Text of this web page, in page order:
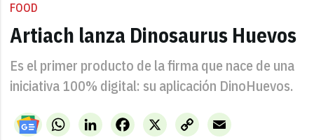
FOOD
Artiach lanza Dinosaurus Huevos
Es el primer producto de la firma que nace de una
iniciativa 100% digital: su aplicación DinoHuevos.
WhatsAppLinkedIn X
Facebook
Copy
Link
Email